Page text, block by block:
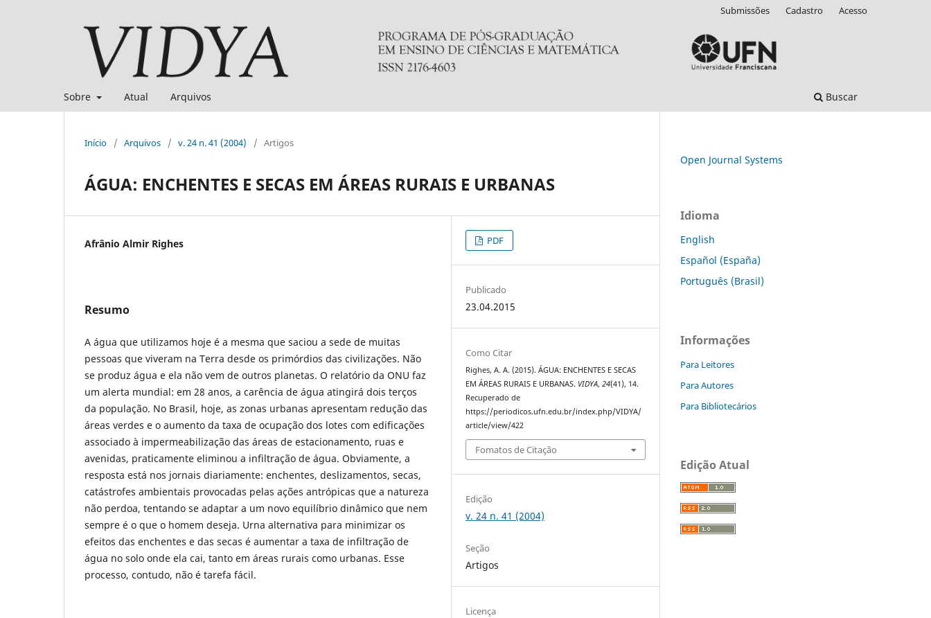
Sobre Atual Arquivos Buscar
Submissões Cadastro Acesso
Início / Arquivos / v. 24 n. 41 (2004) / Artigos
ÁGUA: ENCHENTES E SECAS EM ÁREAS RURAIS E URBANAS
Afrânio Almir Righes
Resumo
A água que utilizamos hoje é a mesma que saciou a sede de muitas
pessoas que viveram na Terra desde os primórdios das civilizações. Não
se produz água e ela não vem de outros planetas. O relatório da ONU faz
um alerta mundial: em 28 anos, a carência de água atingirá dois terços
da população. No Brasil, hoje, as zonas urbanas apresentam redução das
áreas verdes e o aumento da taxa de ocupação dos lotes com edificações
associado à impermeabilização das áreas de estacionamento, ruas e
avenidas, praticamente eliminou a infiltração de água. Obviamente, a
resposta está nos jornais diariamente: enchentes, deslizamentos, secas,
catástrofes ambientais provocadas pelas ações antrópicas que a natureza
não perdoa, tentando se adaptar a um novo equilíbrio dinâmico que nem
sempre é o que o homem deseja. Urna alternativa para minimizar os
efeitos das enchentes e das secas é aumentar a taxa de infiltração de
água no solo onde ela cai, tanto em áreas rurais como urbanas. Esse
processo, contudo, não é tarefa fácil.
PDF
Publicado
23.04.2015
Como Citar
Righes, A. A. (2015). ÁGUA: ENCHENTES E SECAS
EM ÁREAS RURAIS E URBANAS. VIDYA,24(41), 14.
Recuperado de
https://periodicos.ufn.edu.br/index.php/VIDYA/
article/view/422
Fomatos de Citação
Edição
v. 24 n. 41 (2004)
Seção
Artigos
Licença
Open Journal Systems
Idioma
English
Español (España)
Português (Brasil)
Informações
Para Leitores
Para Autores
Para Bibliotecários
Edição Atual